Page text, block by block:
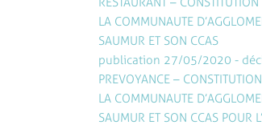
LA COMMUNAUTE
SAUMUR ET SON CCAS
publication 27/05/2020 -
PREVOYANCE –
LA COMMUNAUTE
SAUMUR ET SON CCAS POUR